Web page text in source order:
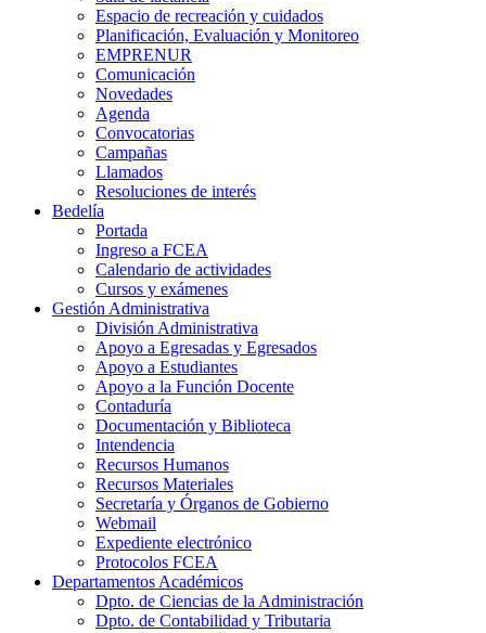
Espacio de recreación y cuidados
Planificación, Evaluación y Monitoreo
EMPRENUR
Comunicación
Novedades
Agenda
Convocatorias
Campañas
Llamados
Resoluciones de interés
Bedelía
Portada
Ingreso a FCEA
Calendario de actividades
Cursos y exámenes
Gestión Administrativa
División Administrativa
Apoyo a Egresadas y Egresados
Apoyo a Estudiantes
Apoyo a la Función Docente
Contaduría
Documentación y Biblioteca
Intendencia
Recursos Humanos
Recursos Materiales
Secretaría y Órganos de Gobierno
Webmail
Expediente electrónico
Protocolos FCEA
Departamentos Académicos
Dpto. de Ciencias de la Administración
Dpto. de Contabilidad y Tributaria